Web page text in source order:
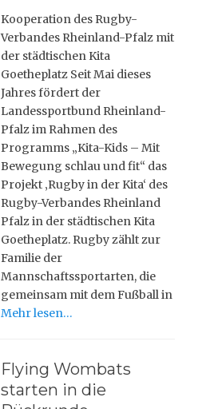
Kooperation des Rugby-
Verbandes Rheinland-Pfalz mit
der städtischen Kita
Goetheplatz Seit Mai dieses
Jahres fördert der
Landessportbund Rheinland-
Pfalz im Rahmen des
Programms „Kita-Kids – Mit
Bewegung schlau und fit“ das
Projekt ‚Rugby in der Kita‘ des
Rugby-Verbandes Rheinland
Pfalz in der städtischen Kita
Goetheplatz. Rugby zählt zur
Familie der
Mannschaftssportarten, die
gemeinsam mit dem Fußball in
Mehr lesen…
Flying Wombats
starten in die